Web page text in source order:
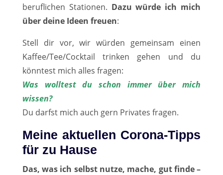
beruflichen Stationen. Dazu würde ich mich
über deine Ideen freuen:
Stell dir vor, wir würden gemeinsam einen
Kaffee/Tee/Cocktail trinken gehen und du
könntest mich alles fragen:
Was wolltest du schon immer über mich
wissen?
Du darfst mich auch gern Privates fragen.
Meine aktuellen Corona-Tipps
für zu Hause
Das, was ich selbst nutze, mache, gut finde –